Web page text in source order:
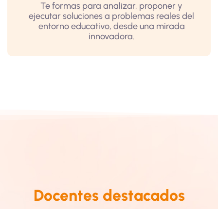
Te formas para analizar, proponer y
ejecutar soluciones a problemas reales del
entorno educativo, desde una mirada
innovadora.
Docentes destacados
Cultura
s de la
Educaci